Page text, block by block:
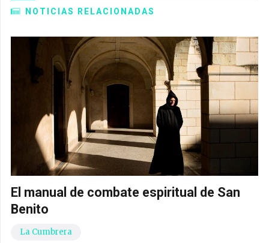
NOTICIAS RELACIONADAS
El manual de combate espiritual de San
Benito
La Cumbrera